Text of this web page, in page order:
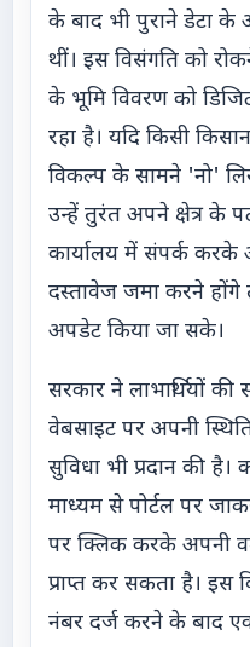
के बाद भी पुराने डेटा के
थीं। इस विसंगति को
के भूमि विवरण को
रहा है। यदि किसी
विकल्प के सामने 'नो'
उन्हें तुरंत अपने क्षेत्र के
कार्यालय में संपर्क करके
दस्तावेज जमा करने होंगे
अपडेट किया जा सके।
सरकार ने लाभार्थियों
वेबसाइट पर अपनी
सुविधा भी प्रदान की
माध्यम से पोर्टल पर
पर क्लिक करके अपनी
प्राप्त कर सकता है।
नंबर दर्ज करने के बाद